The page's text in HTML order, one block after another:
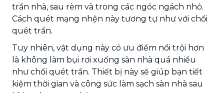
trần nhà, sau rèm và trong các ngóc ngách nhỏ.
Cách quét mạng nhện này tương tự như với chổi
quét trần.
Tuy nhiên, vật dụng này có ưu điểm nổi trội hơn
là không làm bụi rơi xuống sàn nhà quá nhiều
như chổi quét trần. Thiết bị này sẽ giúp bạn tiết
kiệm thời gian và công sức làm sạch sàn nhà sau